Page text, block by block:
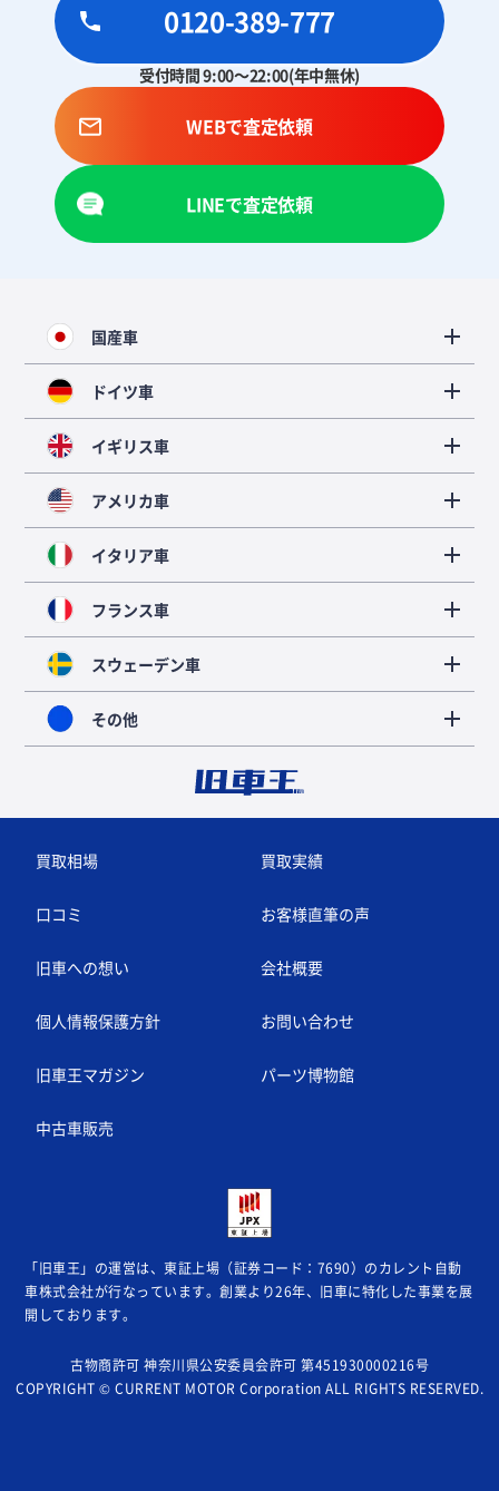
0120-389-777
受付時間 9:00～22:00(年中無休)
WEBで査定依頼
LINEで査定依頼
国産車
ドイツ車
イギリス車
アメリカ車
イタリア車
フランス車
スウェーデン車
その他
買取相場 買取実績
口コミ お客様直筆の声
旧車への想い 会社概要
個人情報保護方針 お問い合わせ
旧車王マガジン パーツ博物館
中古車販売
「旧車王」の運営は、東証上場（証券コード：7690）のカレント自動
車株式会社が行なっています。創業より26年、旧車に特化した事業を展
開しております。
古物商許可 神奈川県公安委員会許可 第451930000216号
COPYRIGHT © CURRENT MOTOR Corporation ALL RIGHTS RESERVED.